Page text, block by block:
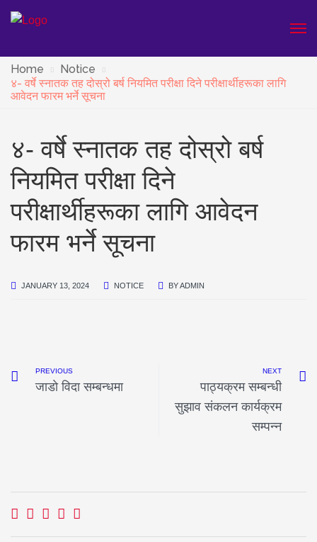
Home
Notice
४- वर्षे स्नातक तह दोस्रो बर्ष नियमित परीक्षा दिने परीक्षार्थीहरूका लागि
आवेदन फारम भर्ने सूचना
४- वर्षे स्नातक तह दोस्रो बर्ष
नियमित परीक्षा दिने
परीक्षार्थीहरूका लागि आवेदन
फारम भर्ने सूचना
JANUARY 13, 2024 NOTICE BYADMIN
PREVIOUS
जाडाे विदा सम्बन्धमा
NEXT
पाठ्यक्रम सम्बन्धी
सुझाव संकलन कार्यक्रम
सम्पन्न